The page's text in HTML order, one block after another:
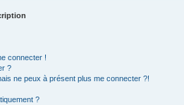
connecter !
?
ne peux à présent plus me connecter ?!
?